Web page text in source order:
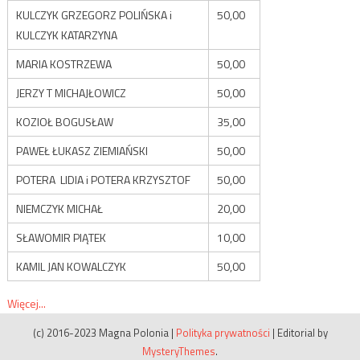
KULCZYK GRZEGORZ POLIŃSKA i
KULCZYK KATARZYNA
50,00
MARIA KOSTRZEWA
50,00
JERZY T MICHAJŁOWICZ
50,00
KOZIOŁ BOGUSŁAW
35,00
PAWEŁ ŁUKASZ ZIEMIAŃSKI
50,00
POTERA LIDIA i POTERA KRZYSZTOF
50,00
NIEMCZYK MICHAŁ
20,00
SŁAWOMIR PIĄTEK
10,00
KAMIL JAN KOWALCZYK
50,00
Więcej...
(c) 2016-2023 Magna Polonia | Polityka prywatności | Editorial by
MysteryThemes.